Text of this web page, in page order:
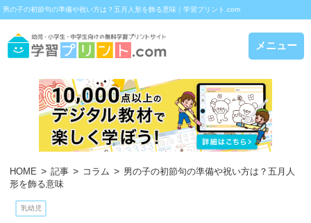
男の子の初節句の準備や祝い方は？五月人形を飾る意味｜学習プリント.com
メニュー
HOME 記事 コラム
男の子の初節句の準備や祝い方は？五月人
形を飾る意味
乳幼児